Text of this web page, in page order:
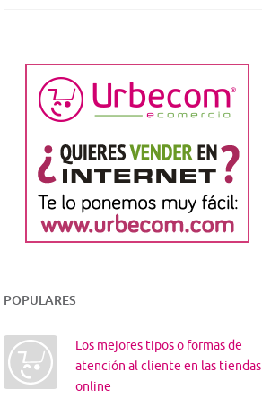
POPULARES
Los mejores tipos o formas de
atención al cliente en las tiendas
online